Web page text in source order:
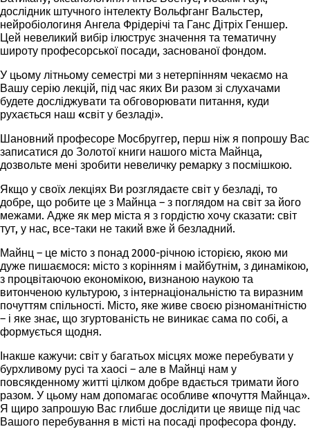
дослідник штучного інтелекту Вольфганг Вальстер,
нейробіологиня Ангела Фрідерічі та Ганс Дітріх Геншер.
Цей невеликий вибір ілюструє значення та тематичну
широту професорської посади, заснованої фондом.
У цьому літньому семестрі ми з нетерпінням чекаємо на
Вашу серію лекцій, під час яких Ви разом зі слухачами
будете досліджувати та обговорювати питання, куди
рухається наш «світ у безладі».
Шановний професоре Мосбруггер, перш ніж я попрошу Вас
записатися до Золотої книги нашого міста Майнца,
дозвольте мені зробити невеличку ремарку з посмішкою.
Якщо у своїх лекціях Ви розглядаєте світ у безладі, то
добре, що робите це з Майнца – з поглядом на світ за його
межами. Адже як мер міста я з гордістю хочу сказати: світ
тут, у нас, все-таки не такий вже й безладний.
Майнц – це місто з понад 2000-річною історією, якою ми
дуже пишаємося: місто з корінням і майбутнім, з динамікою,
з процвітаючою економікою, визнаною наукою та
витонченою культурою, з інтернаціональністю та виразним
почуттям спільності. Місто, яке живе своєю різноманітністю
– і яке знає, що згуртованість не виникає сама по собі, а
формується щодня.
Інакше кажучи: світ у багатьох місцях може перебувати у
бурхливому русі та хаосі – але в Майнці нам у
повсякденному житті цілком добре вдається тримати його
разом. У цьому нам допомагає особливе «почуття Майнца».
Я щиро запрошую Вас глибше дослідити це явище під час
Вашого перебування в місті на посаді професора фонду.